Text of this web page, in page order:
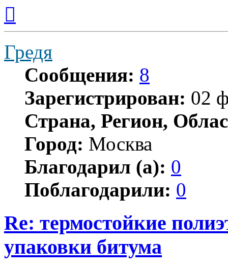
началу
Гредя
Сообщения: 8
Зарегистрирован: 02
Страна, Регион,
Город: Москва
Благодарил (а): 0
Поблагодарили: 0
Re: термостойкие
упаковки битума